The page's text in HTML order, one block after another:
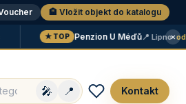
🏨 Vložit objekt do katalogu
★ TOP Penzion U Méďů📍 Lipno · od ×
🎤 📍 Kontakt